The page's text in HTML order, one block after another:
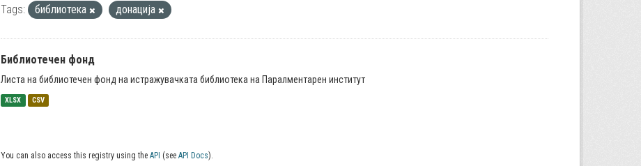
Tags:
библиотека донација
Библиотечен фонд
Листа на библиотечен фонд на истражувачката библиотека на Паралментарен институт
XLSX CSV
You can also access this registry using the API (see API Docs).